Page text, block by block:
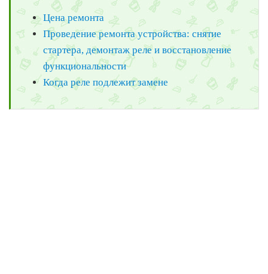
Цена ремонта
Проведение ремонта устройства: cнятие
стартера, демонтаж реле и восстановление
функциональности
Когда реле подлежит замене